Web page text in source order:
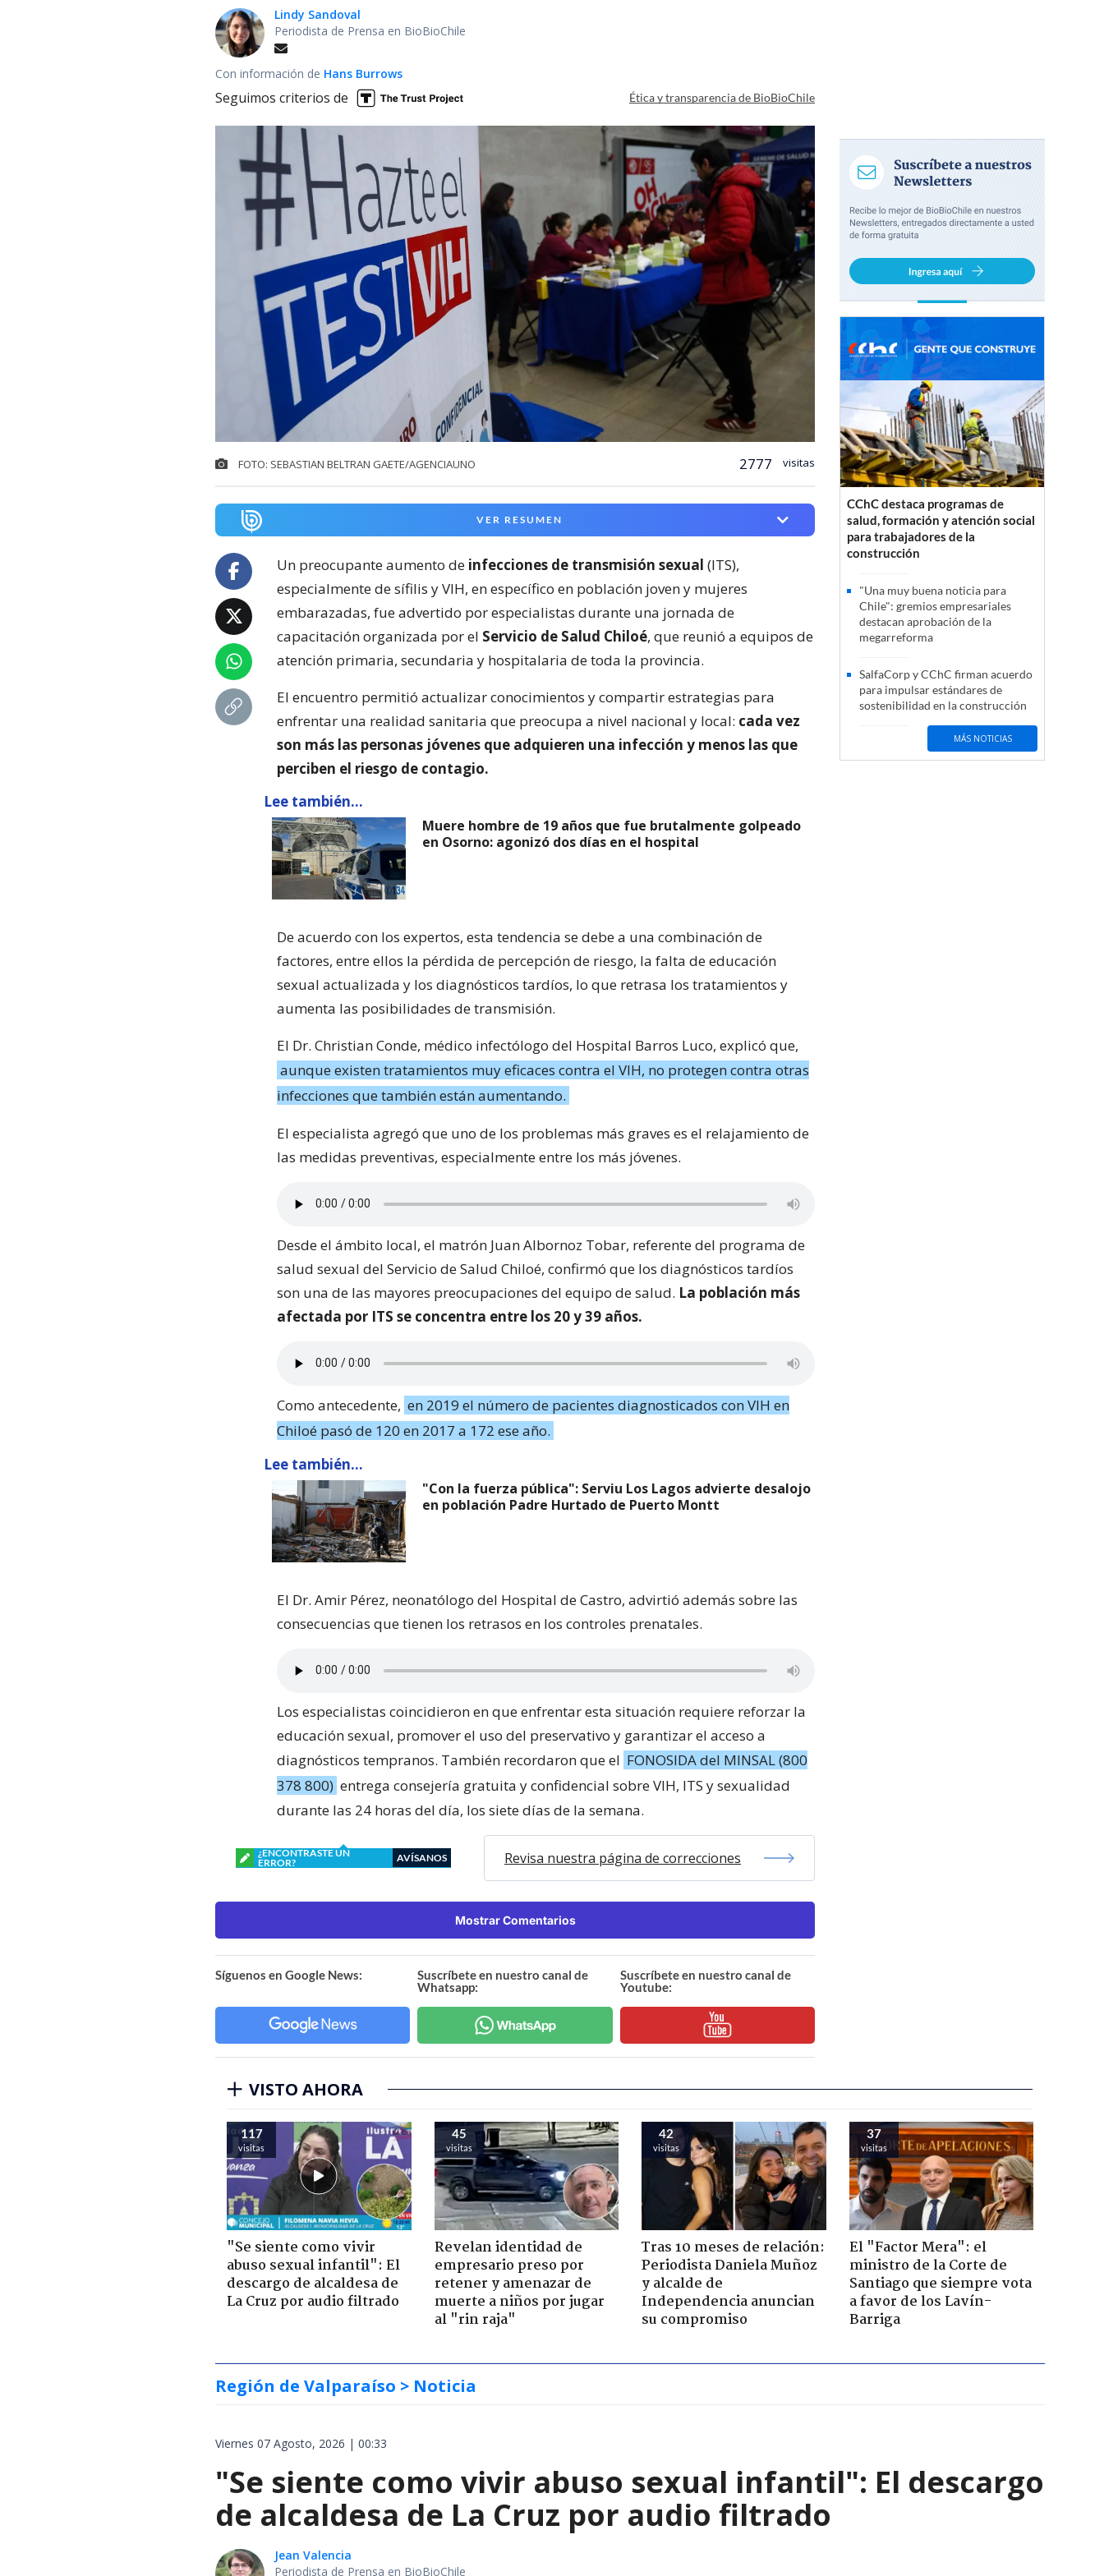
Lindy Sandoval
Periodista de Prensa en BioBioChile
Con información de Hans Burrows
Seguimos criterios de Ética y transparencia de BioBioChile
FOTO: SEBASTIAN BELTRAN GAETE/AGENCIAUNO 2777 visitas
VER RESUMEN
Un preocupante aumento de infecciones de transmisión sexual (ITS),
especialmente de sífilis y VIH, en específico en población joven y mujeres
embarazadas, fue advertido por especialistas durante una jornada de
capacitación organizada por el Servicio de Salud Chiloé, que reunió a equipos de
atención primaria, secundaria y hospitalaria de toda la provincia.
El encuentro permitió actualizar conocimientos y compartir estrategias para
enfrentar una realidad sanitaria que preocupa a nivel nacional y local: cada vez
son más las personas jóvenes que adquieren una infección y menos las que
perciben el riesgo de contagio.
Lee también...
Muere hombre de 19 años que fue brutalmente golpeado
en Osorno: agonizó dos días en el hospital
De acuerdo con los expertos, esta tendencia se debe a una combinación de
factores, entre ellos la pérdida de percepción de riesgo, la falta de educación
sexual actualizada y los diagnósticos tardíos, lo que retrasa los tratamientos y
aumenta las posibilidades de transmisión.
El Dr. Christian Conde, médico infectólogo del Hospital Barros Luco, explicó que,
aunque existen tratamientos muy eficaces contra el VIH, no protegen contra otras
infecciones que también están aumentando.
El especialista agregó que uno de los problemas más graves es el relajamiento de
las medidas preventivas, especialmente entre los más jóvenes.
Desde el ámbito local, el matrón Juan Albornoz Tobar, referente del programa de
salud sexual del Servicio de Salud Chiloé, confirmó que los diagnósticos tardíos
son una de las mayores preocupaciones del equipo de salud. La población más
afectada por ITS se concentra entre los 20 y 39 años.
Como antecedente, en 2019 el número de pacientes diagnosticados con VIH en
Chiloé pasó de 120 en 2017 a 172 ese año.
Lee también...
"Con la fuerza pública": Serviu Los Lagos advierte desalojo
en población Padre Hurtado de Puerto Montt
El Dr. Amir Pérez, neonatólogo del Hospital de Castro, advirtió además sobre las
consecuencias que tienen los retrasos en los controles prenatales.
Los especialistas coincidieron en que enfrentar esta situación requiere reforzar la
educación sexual, promover el uso del preservativo y garantizar el acceso a
diagnósticos tempranos. También recordaron que el FONOSIDA del MINSAL (800
378 800) entrega consejería gratuita y confidencial sobre VIH, ITS y sexualidad
durante las 24 horas del día, los siete días de la semana.
¿ENCONTRASTE UN
ERROR?
AVÍSANOS Revisa nuestra página de correcciones
Mostrar Comentarios
Síguenos en Google News:
Suscríbete en nuestro canal de
Whatsapp:
Suscríbete en nuestro canal de
Youtube:
CChC destaca programas de
salud, formación y atención social
para trabajadores de la
construcción
"Una muy buena noticia para
Chile": gremios empresariales
destacan aprobación de la
megarreforma
SalfaCorp y CChC firman acuerdo
para impulsar estándares de
sostenibilidad en la construcción
MÁS NOTICIAS
VISTO AHORA
117
visitas
"Se siente como vivir
abuso sexual infantil": El
descargo de alcaldesa de
La Cruz por audio filtrado
45
visitas
Revelan identidad de
empresario preso por
retener y amenazar de
muerte a niños por jugar
al "rin raja"
42
visitas
Tras 10 meses de relación:
Periodista Daniela Muñoz
y alcalde de
Independencia anuncian
su compromiso
37
visitas
El "Factor Mera": el
ministro de la Corte de
Santiago que siempre vota
a favor de los Lavín-
Barriga
Región de Valparaíso > Noticia
Viernes 07 Agosto, 2026 | 00:33
"Se siente como vivir abuso sexual infantil": El descargo
de alcaldesa de La Cruz por audio filtrado
Jean Valencia
Periodista de Prensa en BioBioChile